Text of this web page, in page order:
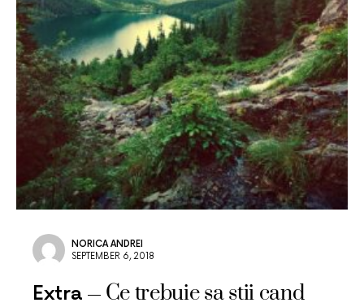
NORICA ANDREI
SEPTEMBER 6, 2018
Extra Ce trebuie sa stii cand